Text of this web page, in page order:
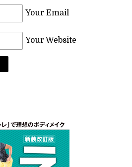
Your Email
Your Website